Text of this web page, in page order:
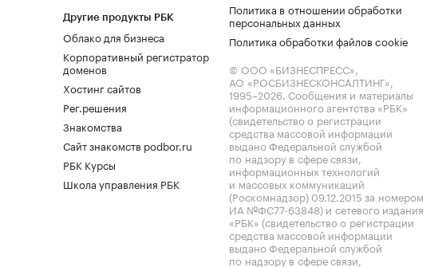
Другие продукты РБК
Облако для бизнеса
Корпоративный регистратор
доменов
Хостинг сайтов
Рег.решения
Знакомства
Сайт знакомств podbor.ru
РБК Курсы
Школа управления РБК
Политика в отношении обработки
персональных данных
Политика обработки файлов cookie
© ООО «БИЗНЕСПРЕСС»,
АО «РОСБИЗНЕСКОНСАЛТИНГ»,
1995–2026. Сообщения и материалы
информационного агентства «РБК»
(свидетельство о регистрации
средства массовой информации
выдано Федеральной службой
по надзору в сфере связи,
информационных технологий
и массовых коммуникаций
(Роскомнадзор) 09.12.2015 за номером
ИА №ФС77-63848) и сетевого издания
«РБК» (свидетельство о регистрации
средства массовой информации
выдано Федеральной службой
по надзору в сфере связи,